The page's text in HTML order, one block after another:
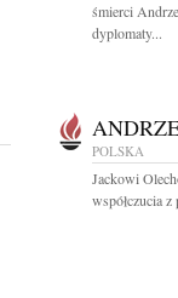
śmierci
dyplomaty...
POLSKA
Jackowi
współczucia